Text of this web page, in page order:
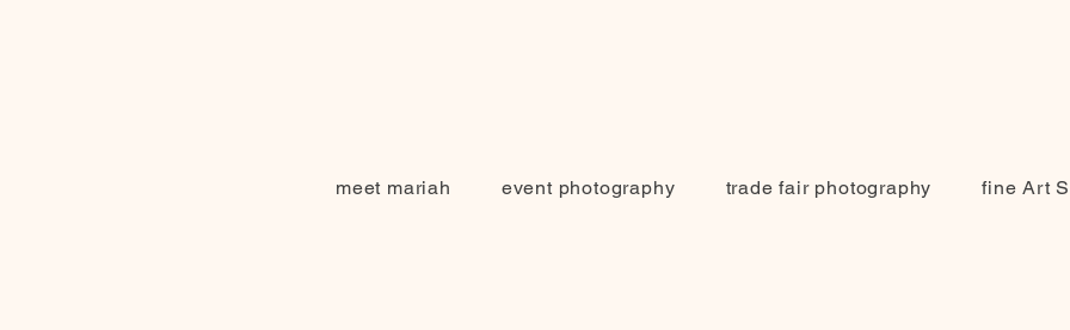
meet mariah event photography trade fair photography fine Art